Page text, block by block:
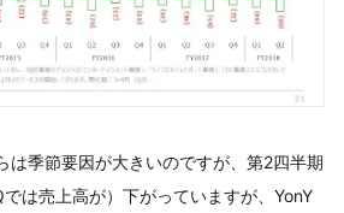
は季節要因が大きいのですが、第2四半期
は売上高が）下がっていますが、YonY